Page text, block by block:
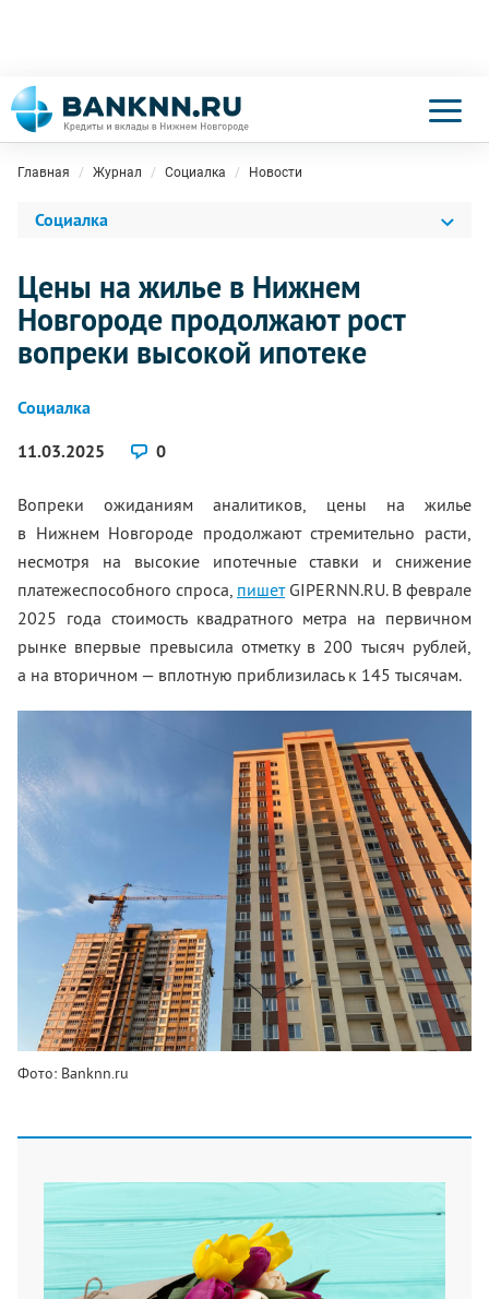
Главная Журнал Социалка Новости
Социалка
Цены на жилье в Нижнем
Новгороде продолжают рост
вопреки высокой ипотеке
Социалка
11.03.2025
0
Вопреки ожиданиям аналитиков, цены на жилье
в Нижнем Новгороде продолжают стремительно расти,
несмотря на высокие ипотечные ставки и снижение
платежеспособного спроса, пишетGIPERNN.RU. В феврале
2025 года стоимость квадратного метра на первичном
рынке впервые превысила отметку в 200 тысяч рублей,
а на вторичном — вплотную приблизилась к 145 тысячам.
Фото: Banknn.ru